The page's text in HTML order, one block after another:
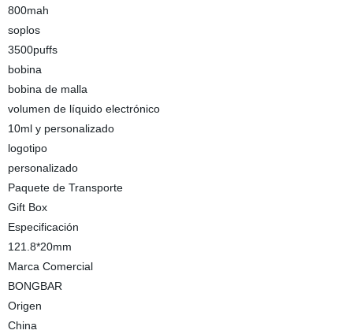
800mah
soplos
3500puffs
bobina
bobina de malla
volumen de líquido electrónico
10ml y personalizado
logotipo
personalizado
Paquete de Transporte
Gift Box
Especificación
121.8*20mm
Marca Comercial
BONGBAR
Origen
China